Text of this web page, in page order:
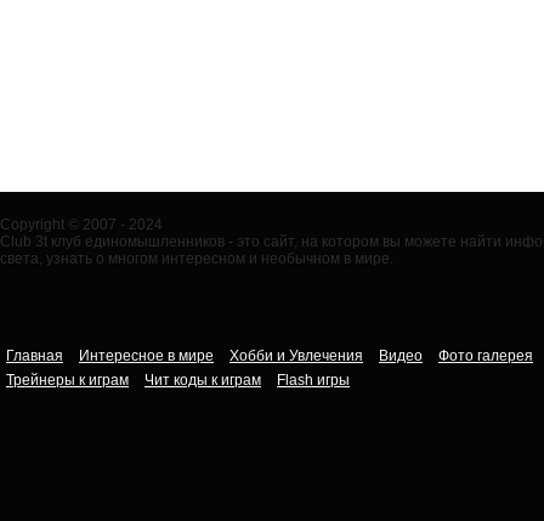
Copyright © 2007 - 2024
Club 3t клуб единомышленников - это сайт, на котором вы можете найти
света, узнать о многом интересном и необычном в мире.
Главная Интересное в мире Хобби и Увлечения Видео
Фото галерея
Трейнеры к играм
Чит коды к играм Flash игры